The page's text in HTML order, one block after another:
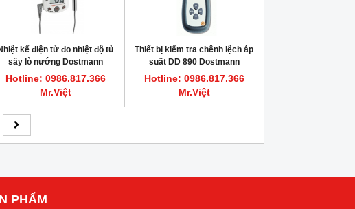
kế điện tử đo nhiệt độ tủ
sấy lò nướng Dostmann
Hotline: 0986.817.366
Mr.Việt
Thiết bị kiểm tra chênh lệch áp
suất DD 890 Dostmann
Hotline: 0986.817.366
Mr.Việt
PHẨM